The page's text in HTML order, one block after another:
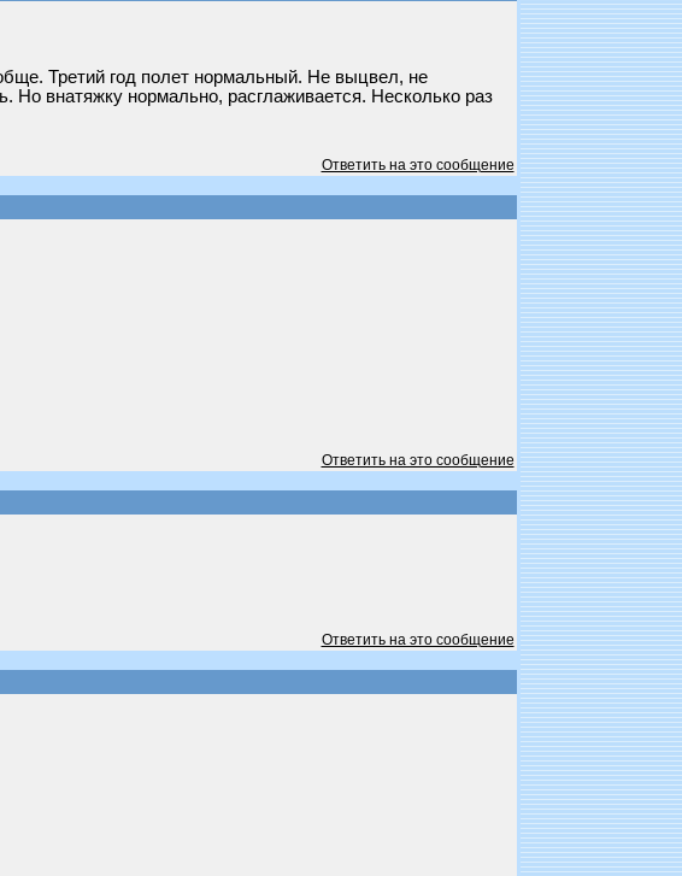
Третий год полет нормальный. Не выцвел, не
Но внатяжку нормально, расглаживается. Несколько раз
Ответить на это сообщение
Ответить на это сообщение
Ответить на это сообщение